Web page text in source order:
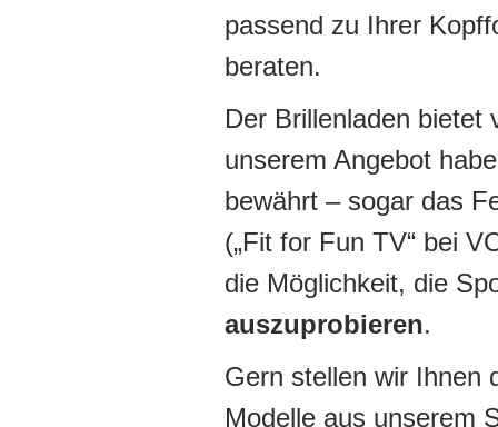
passend zu Ihrer
beraten.
Der Brillenladen bietet
unserem Angebot
bewährt – sogar das
(„Fit for Fun TV“ bei
die Möglichkeit, die
auszuprobieren.
Gern stellen wir Ihnen
Modelle aus unserem